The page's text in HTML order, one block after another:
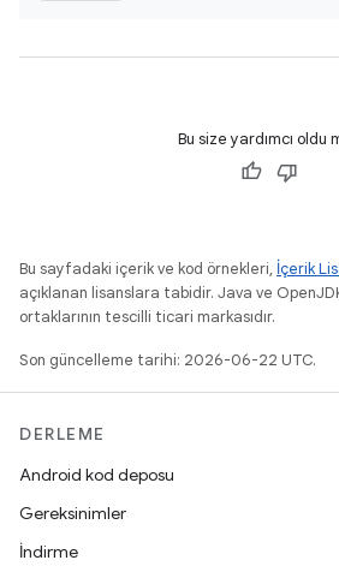
Bu size yardımcı oldu
Bu sayfadaki içerik ve kod örnekleri, İçerik
açıklanan lisanslara tabidir. Java ve
ortaklarının tescilli ticari markasıdır.
Son güncelleme tarihi: 2026-06-22 UTC.
DERLEME
Android kod deposu
Gereksinimler
İndirme